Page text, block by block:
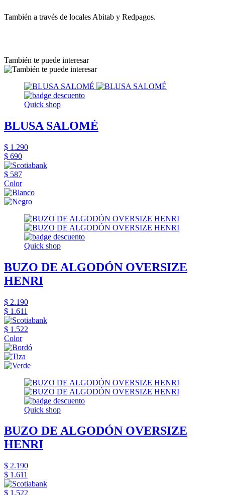
También a través de locales Abitab y Redpagos.
También te puede interesar
Quick shop
BLUSA SALOMÉ
$ 1.290
$ 690
$ 587
Color
Quick shop
BUZO DE ALGODÓN OVERSIZE
HENRI
$ 2.190
$ 1.611
$ 1.522
Color
Quick shop
BUZO DE ALGODÓN OVERSIZE
HENRI
$ 2.190
$ 1.611
$ 1.522